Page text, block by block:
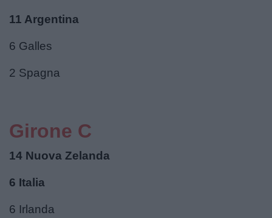
11 Argentina
6 Galles
2 Spagna
Girone C
14 Nuova Zelanda
6 Italia
6 Irlanda